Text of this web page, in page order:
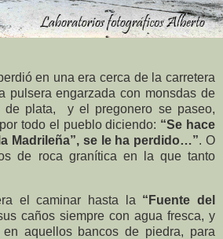
en una era cerca de la carretera
pulsera engarzada con monsdas de
de plata, y el pregonero se paseo,
todo el pueblo diciendo: “Se hace
Madrileña”, se le ha perdido…”. O
de roca granítica en la que tanto
el caminar hasta la “Fuente del
caños siempre con agua fresca, y
aquellos bancos de piedra, para